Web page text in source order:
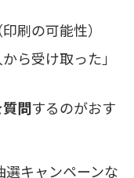
刷の可能性）
ら受け取った」
問するのがおす
キャンペーンな